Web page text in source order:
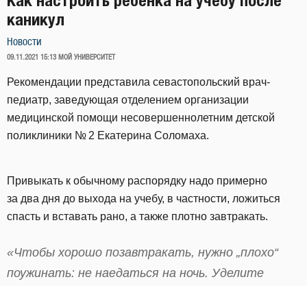
каникул
Новости
ОПУБЛИКОВАНО
09.11.2021 15:13 МОЙ УНИВЕРСИТЕТ
Рекомендации представила севастопольский врач-
педиатр, заведующая отделением организации
медицинской помощи несовершеннолетним детской
поликлиники № 2 Екатерина Соломаха.
Привыкать к обычному распорядку надо примерно
за два дня до выхода на учебу, в частности, ложиться
спасть и вставать рано, а также плотно завтракать.
«Чтобы хорошо позавтракать, нужно „плохо“
поужинать: не наедаться на ночь. Уделите